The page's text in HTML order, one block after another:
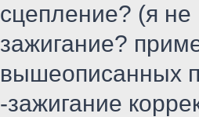
сцепление? (я
зажигание?
вышеописанных
-зажигание